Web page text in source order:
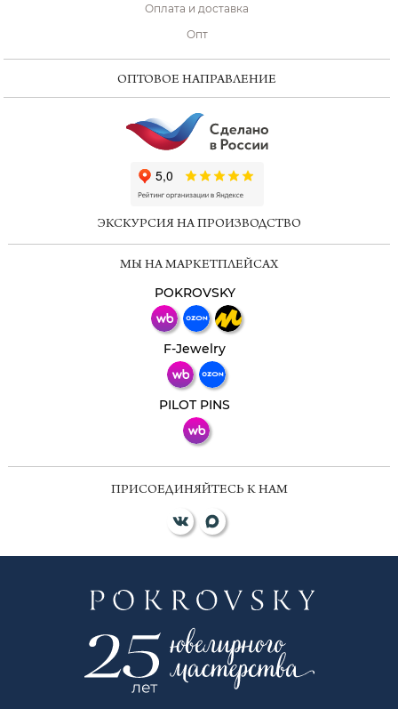
Оплата и доставка
Опт
ОПТОВОЕ НАПРАВЛЕНИЕ
ЭКСКУРСИЯ НА ПРОИЗВОДСТВО
МЫ НА МАРКЕТПЛЕЙСАХ
POKROVSKY
F-Jewelry
PILOT PINS
ПРИСОЕДИНЯЙТЕСЬ К НАМ